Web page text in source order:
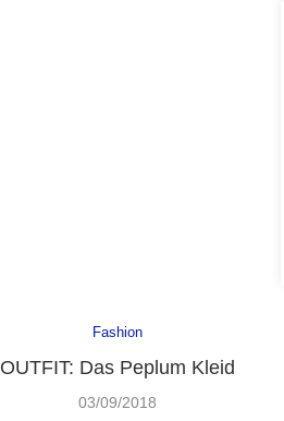
Fashion
OUTFIT: Das Peplum Kleid
03/09/2018